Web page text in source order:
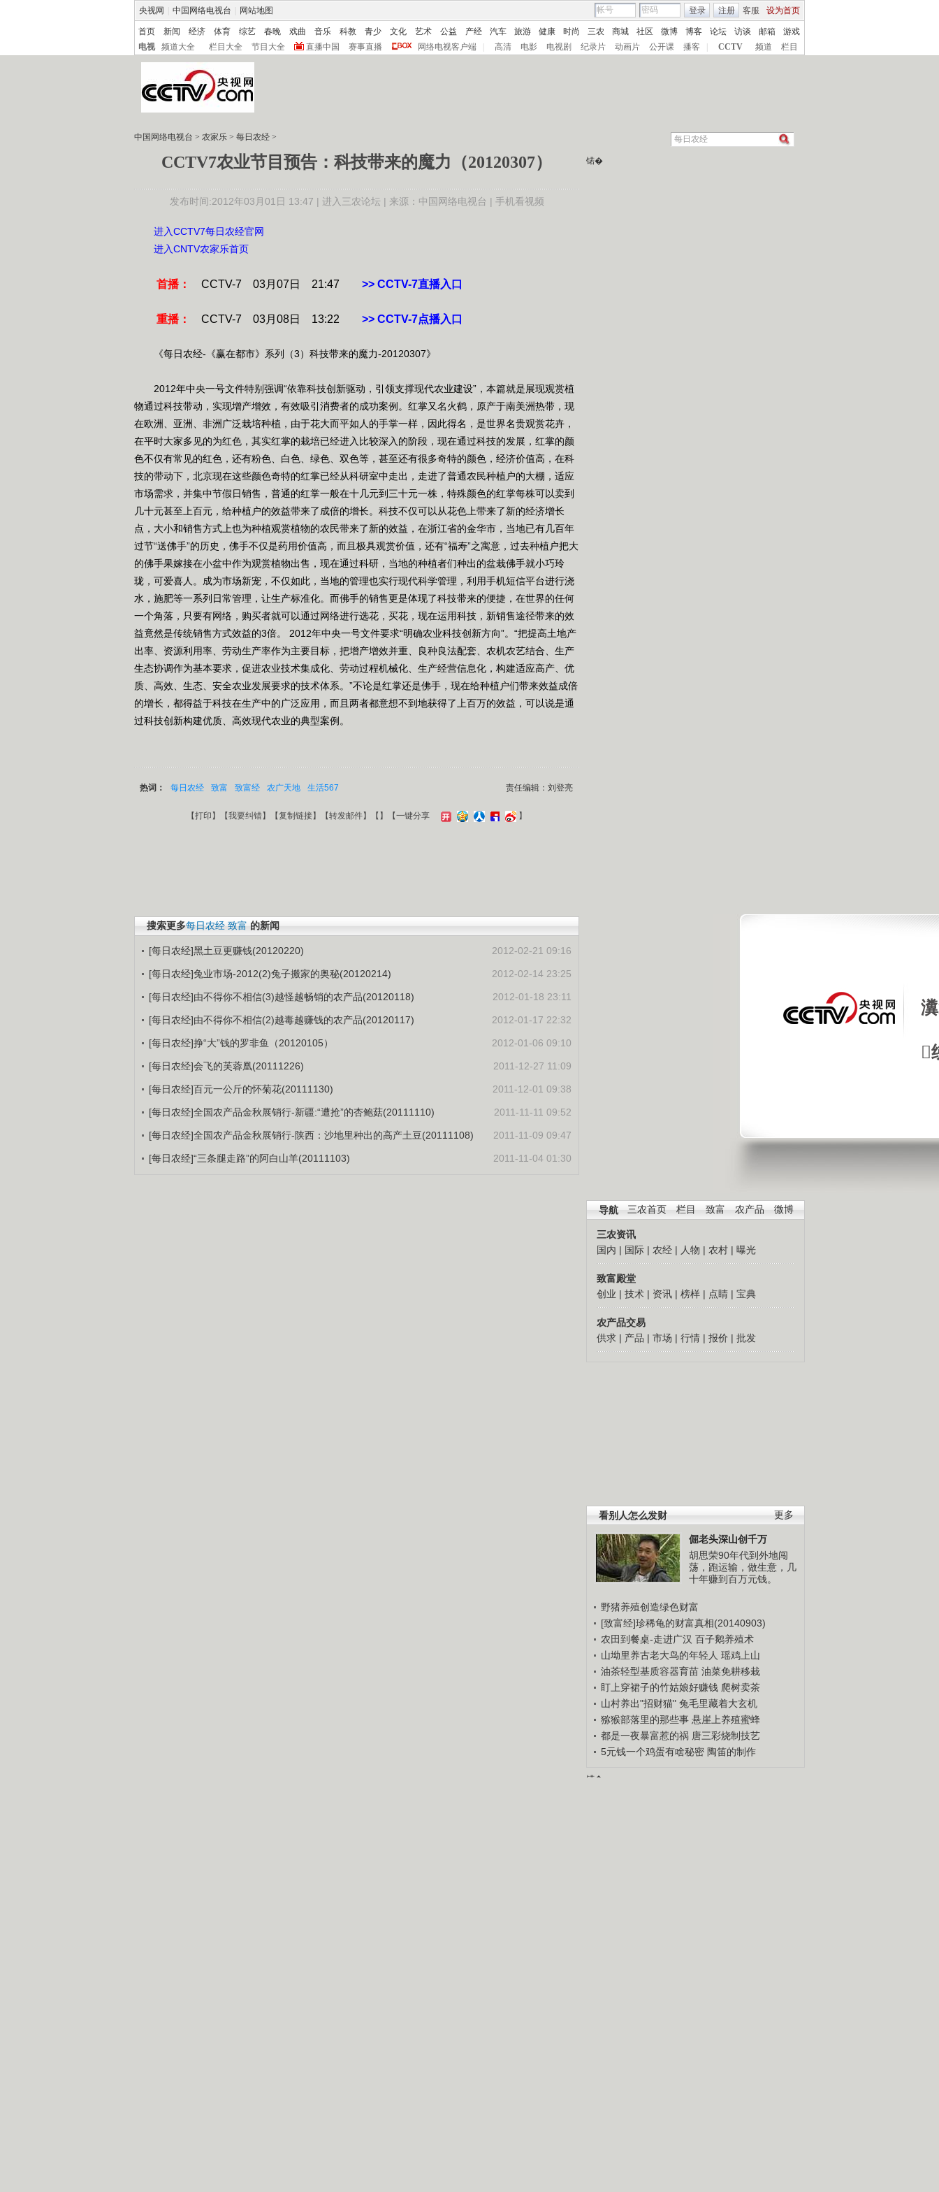
央视网 中国网络电视台 网站地图 客服 设为首页
登录 注册
首页 新闻 经济 体育 综艺 春晚 戏曲 音乐 科教 青少 文化 艺术 公益 产经 汽车 旅游 健康 时尚 三农 商城 社区 微博 博客 论坛 访谈 邮箱
游戏
电视
频道大全 栏目大全 节目大全 直播中国 赛事直播 网络电视客户端 高清 电影 电视剧 纪录片 动画片 公开课 播客 CCTV 频道 栏目
中国网络电视台 > 农家乐 > 每日农经 >
CCTV7农业节目预告：科技带来的魔力（20120307）
发布时间:2012年03月01日 13:47 | 进入三农论坛| 来源：中国网络电视台 | 手机看视频
锘�

三农首页 栏目 致富 农产品 微博
导航
三农资讯
国内 | 国际 | 农经 | 人物 | 农村 | 曝光
致富殿堂
创业 | 技术 | 资讯 | 榜样 | 点睛 | 宝典
农产品交易
供求 | 产品 | 市场 | 行情 | 报价 | 批发
更多
看别人怎么发财
倔老头深山创千万
胡思荣90年代到外地闯
荡，跑运输，做生意，几
十年赚到百万元钱。
野猪养殖创造绿色财富
[致富经]珍稀龟的财富真相(20140903)
农田到餐桌-走进广汉 百子鹅养殖术
山坳里养古老大鸟的年轻人 瑶鸡上山
油茶轻型基质容器育苗 油菜免耕移栽
盯上穿裙子的竹姑娘好赚钱 爬树卖茶
山村养出"招财猫" 兔毛里藏着大玄机
猕猴部落里的那些事 悬崖上养殖蜜蜂
都是一夜暴富惹的祸 唐三彩烧制技艺
5元钱一个鸡蛋有啥秘密 陶笛的制作
锘�
进入CCTV7每日农经官网
进入CNTV农家乐首页
首播： CCTV-7 03月07日 21:47 >> CCTV-7直播入口
重播： CCTV-7 03月08日 13:22 >> CCTV-7点播入口
《每日农经-《赢在都市》系列（3）科技带来的魔力-20120307》
2012年中央一号文件特别强调“依靠科技创新驱动，引领支撑现代农业建设”，本篇就是展现观赏植
物通过科技带动，实现增产增效，有效吸引消费者的成功案例。红掌又名火鹤，原产于南美洲热带，现
在欧洲、亚洲、非洲广泛栽培种植，由于花大而平如人的手掌一样，因此得名，是世界名贵观赏花卉，
在平时大家多见的为红色，其实红掌的栽培已经进入比较深入的阶段，现在通过科技的发展，红掌的颜
色不仅有常见的红色，还有粉色、白色、绿色、双色等，甚至还有很多奇特的颜色，经济价值高，在科
技的带动下，北京现在这些颜色奇特的红掌已经从科研室中走出，走进了普通农民种植户的大棚，适应
市场需求，并集中节假日销售，普通的红掌一般在十几元到三十元一株，特殊颜色的红掌每株可以卖到
几十元甚至上百元，给种植户的效益带来了成倍的增长。科技不仅可以从花色上带来了新的经济增长
点，大小和销售方式上也为种植观赏植物的农民带来了新的效益，在浙江省的金华市，当地已有几百年
过节“送佛手”的历史，佛手不仅是药用价值高，而且极具观赏价值，还有“福寿”之寓意，过去种植户把大
的佛手果嫁接在小盆中作为观赏植物出售，现在通过科研，当地的种植者们种出的盆栽佛手就小巧玲
珑，可爱喜人。成为市场新宠，不仅如此，当地的管理也实行现代科学管理，利用手机短信平台进行浇
水，施肥等一系列日常管理，让生产标准化。而佛手的销售更是体现了科技带来的便捷，在世界的任何
一个角落，只要有网络，购买者就可以通过网络进行选花，买花，现在运用科技，新销售途径带来的效
益竟然是传统销售方式效益的3倍。 2012年中央一号文件要求“明确农业科技创新方向”。“把提高土地产
出率、资源利用率、劳动生产率作为主要目标，把增产增效并重、良种良法配套、农机农艺结合、生产
生态协调作为基本要求，促进农业技术集成化、劳动过程机械化、生产经营信息化，构建适应高产、优
质、高效、生态、安全农业发展要求的技术体系。”不论是红掌还是佛手，现在给种植户们带来效益成倍
的增长，都得益于科技在生产中的广泛应用，而且两者都意想不到地获得了上百万的效益，可以说是通
过科技创新构建优质、高效现代农业的典型案例。
责任编辑：刘登亮
热词： 每日农经 致富 致富经 农广天地 生活567
【打印 】【我要纠错】【复制链接】【转发邮件】【 】 【一键分享 】
搜索更多每日农经 致富 的新闻
2012-02-21 09:16
[每日农经]黑土豆更赚钱(20120220)
2012-02-14 23:25
[每日农经]兔业市场-2012(2)兔子搬家的奥秘(20120214)
2012-01-18 23:11
[每日农经]由不得你不相信(3)越怪越畅销的农产品(20120118)
2012-01-17 22:32
[每日农经]由不得你不相信(2)越毒越赚钱的农产品(20120117)
2012-01-06 09:10
[每日农经]挣“大”钱的罗非鱼（20120105）
2011-12-27 11:09
[每日农经]会飞的芙蓉凰(20111226)
2011-12-01 09:38
[每日农经]百元一公斤的怀菊花(20111130)
2011-11-11 09:52
[每日农经]全国农产品金秋展销行-新疆:“遭抢”的杏鲍菇(20111110)
2011-11-09 09:47
[每日农经]全国农产品金秋展销行-陕西：沙地里种出的高产土豆(20111108)
2011-11-04 01:30
[每日农经]“三条腿走路”的阿白山羊(20111103)